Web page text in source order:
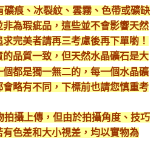
礦痕、冰裂紋、雲霧、色帶或礦缺
為瑕疵品，這些並不會影響天然
完美者請再三考慮後再下單喲！
品質一致，但天然水晶礦石是大
都是獨一無二的，每一個水晶礦
略有不同，下標前也請您慎重考
拍攝上傳，但由於拍攝角度、技巧
色差和大小視差，均以實物為